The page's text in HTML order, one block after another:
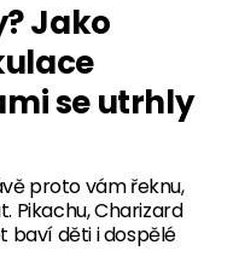
Jako
se utrhly
proto vám řeknu,
Pikachu, Charizard
baví děti i dospělé